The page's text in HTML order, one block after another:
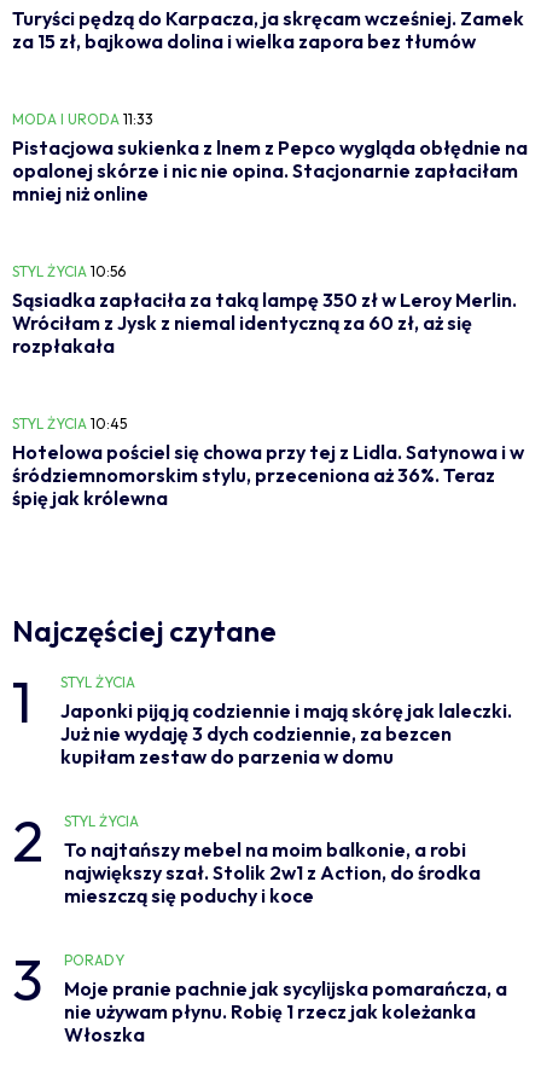
Turyści pędzą do Karpacza, ja skręcam wcześniej. Zamek
za 15 zł, bajkowa dolina i wielka zapora bez tłumów
MODA I URODA 11:33
Pistacjowa sukienka z lnem z Pepco wygląda obłędnie na
opalonej skórze i nic nie opina. Stacjonarnie zapłaciłam
mniej niż online
STYL ŻYCIA 10:56
Sąsiadka zapłaciła za taką lampę 350 zł w Leroy Merlin.
Wróciłam z Jysk z niemal identyczną za 60 zł, aż się
rozpłakała
STYL ŻYCIA 10:45
Hotelowa pościel się chowa przy tej z Lidla. Satynowa i w
śródziemnomorskim stylu, przeceniona aż 36%. Teraz
śpię jak królewna
Najczęściej czytane
1 STYL ŻYCIA
Japonki piją ją codziennie i mają skórę jak laleczki.
Już nie wydaję 3 dych codziennie, za bezcen
kupiłam zestaw do parzenia w domu
2 STYL ŻYCIA
To najtańszy mebel na moim balkonie, a robi
największy szał. Stolik 2w1 z Action, do środka
mieszczą się poduchy i koce
3 PORADY
Moje pranie pachnie jak sycylijska pomarańcza, a
nie używam płynu. Robię 1 rzecz jak koleżanka
Włoszka